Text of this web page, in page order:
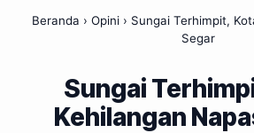
Beranda › Opini › Sungai Terhimpit,
Segar
Sungai
Kehilangan